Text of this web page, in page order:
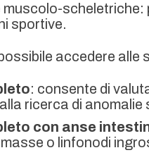
sportive.
accedere alle
: consente di
ricerca di
con anse
o linfonodi